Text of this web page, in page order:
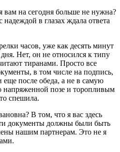
на сегодня больше не нужна?
в глазах ждала ответа
часов, уже как десять минут
Нет, он не относился к типу
тиранами. Просто все
в том числе на подпись,
еще после обеда, а не в самую
позе и торопливым
спешила.
В том, что я вас здесь
документы должны были быть
нашим партнерам. Это не я